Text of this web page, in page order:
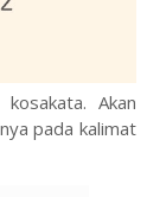
Akan
pada kalimat